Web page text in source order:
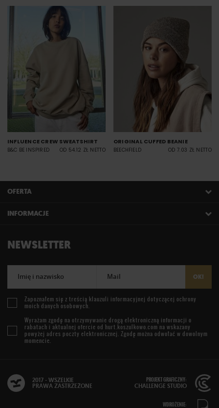
INFLUENCE CREW SWEATSHIRT
B&C BE INSPIRED OD 54.12 ZŁ NETTO
ORIGINAL CUFFED BEANIE
BEECHFIELD OD 7.03 ZŁ NETTO
OFERTA
INFORMACJE
NEWSLETTER
Imię i nazwisko Mail OK!
Zapoznałem się z treścią klauzuli informacyjnej dotyczącej ochrony
moich danych osobowych.
Wyrażam zgodę na otrzymywanie drogą elektroniczną informacji o
rabatach i aktualnej ofercie od hurt.koszulkowo.com na wskazany
powyżej adres poczty elektronicznej. Zgodę można odwołać w dowolnym
momencie.
2017 - WSZELKIE
PRAWA ZASTRZEŻONE
PROJEKT GRAFICZNY:
CHALLENGE STUDIO
WDROŻENIE: